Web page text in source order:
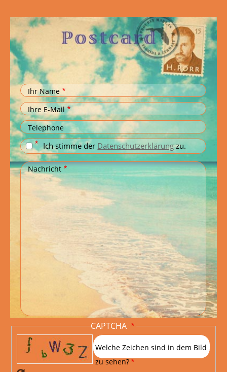
Ihr Name
Ihre E-Mail
Telephone
Ich stimme der Datenschutzerklärungzu.
Nachricht
CAPTCHA
Welche Zeichen sind in dem Bild
zu sehen?